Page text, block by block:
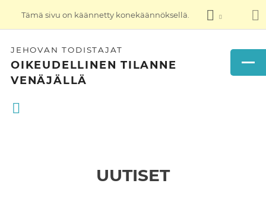
Tämä sivu on käännetty konekäännöksellä.
JEHOVAN TODISTAJAT
OIKEUDELLINEN TILANNE
VENÄJÄLLÄ
UUTISET